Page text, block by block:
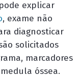
explicar
, exame não
diagnosticar
solicitados
marcadores
óssea.